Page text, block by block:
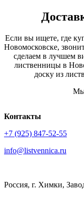
Если вы ищете, где
Новомосковске,
сделаем в лучшем
лиственницы в
доску из
Мы
Контакты
+7 (925) 847-52-55
info@listvennica.ru
Россия, г. Химки,